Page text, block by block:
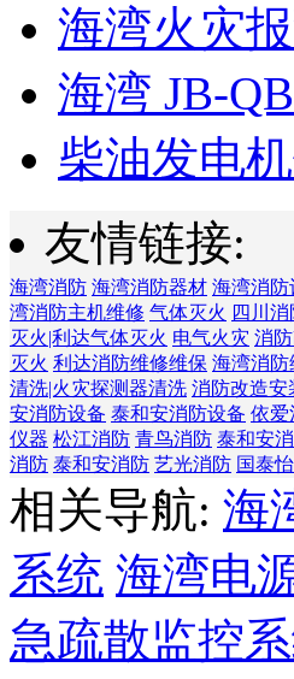
海湾火灾
海湾 JB-
柴油发电
友情链接:
海湾消防 海湾消防器材 海湾消防
湾消防主机维修 气体灭火 四川
灭火|利达气体灭火 电气火灾 消
灭火 利达消防维修维保 海湾消防
清洗|火灾探测器清洗 消防改造安
安消防设备 泰和安消防设备 依爱
仪器 松江消防 青鸟消防 泰和安
消防 泰和安消防 艺光消防 国泰
相关导航: 海
系统 海湾电
急疏散监控